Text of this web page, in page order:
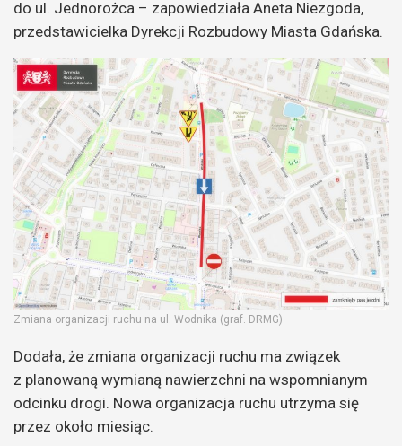
do ul. Jednorożca – zapowiedziała Aneta Niezgoda,
przedstawicielka Dyrekcji Rozbudowy Miasta Gdańska.
Zmiana organizacji ruchu na ul. Wodnika (graf. DRMG)
Dodała, że zmiana organizacji ruchu ma związek
z planowaną wymianą nawierzchni na wspomnianym
odcinku drogi. Nowa organizacja ruchu utrzyma się
przez około miesiąc.